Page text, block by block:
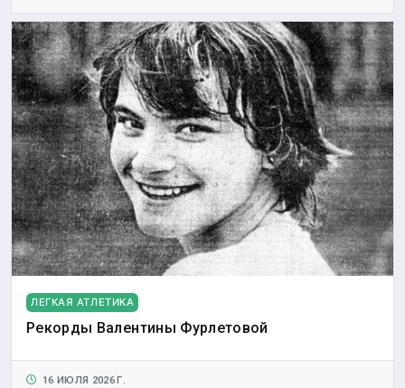
ЛЕГКАЯ АТЛЕТИКА
Рекорды Валентины Фурлетовой
16 ИЮЛЯ 2026 Г.